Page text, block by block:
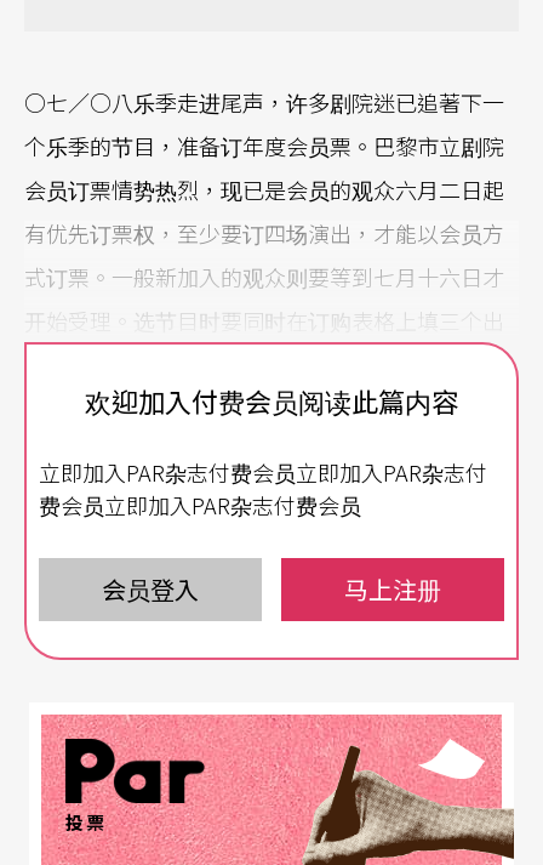
○七／○八乐季走进尾声，许多剧院迷已追著下一
个乐季的节目，准备订年度会员票。巴黎市立剧院
会员订票情势热烈，现已是会员的观众六月二日起
有优先订票权，至少要订四场演出，才能以会员方
式订票。一般新加入的观众则要等到七月十六日才
开始受理。选节目时要同时在订购表格上填三个出
席演出日期，全数以邮寄方式处理，剧院强调以邮
件抵达先后处理订票。剧院的舞蹈节目经常是热门
寄出订购表格另夹带一张支票。巴黎市立剧院固定
市立剧院鼓励新剧作， 夏特雷剧院邀史汀演歌剧
and（2000）年和二○○八年创作，沙夏．瓦兹则
是Zweiland（1997）和《宇宙走廊》（1996）。
法国编舞家有Nasser Martin-Gousset、莫妮耶（Ma
thilde Monnier）和La Ribot、玛姬．玛汉、纳许
欢迎加入付费会员阅读此篇内容
立即加入PAR杂志付费会员立即加入PAR杂志付
费会员立即加入PAR杂志付费会员
会员登入 马上注册
投票